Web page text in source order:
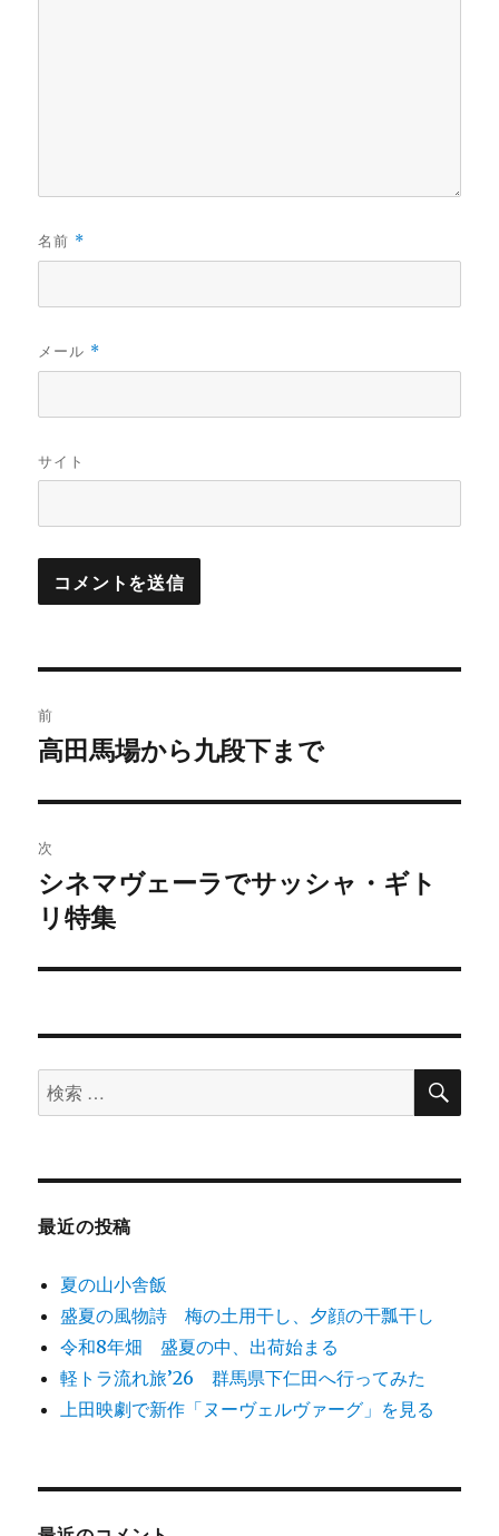
名前 *
メール *
サイト
稿
ビ
ゲ
ー
シ
ン
前
過
の
投
稿:
高田馬場から九段下まで
次
次
の
稿:
シネマヴェーラでサッシャ・ギト
リ特集
検
索
象:
検
最近の投稿
夏の山小舎飯
盛夏の風物詩 梅の土用干し、夕顔の干瓢干し
令和8年畑 盛夏の中、出荷始まる
軽トラ流れ旅’26 群馬県下仁田へ行ってみた
上田映劇で新作「ヌーヴェルヴァーグ」を見る